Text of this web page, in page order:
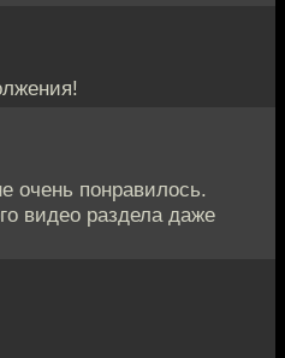
очень понравилось.
видео раздела даже